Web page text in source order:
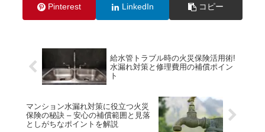
Pinterest LinkedIn コピー
給水管トラブル時の火災保険活用術!
水漏れ対策と修理費用の補償ポイン
ト
マンション水漏れ対策に役立つ火災
保険の秘訣 – 安心の補償範囲と見落
としがちなポイントを解説